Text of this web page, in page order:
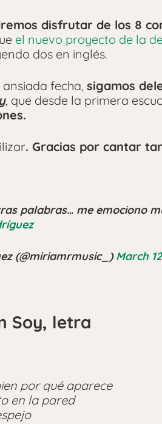
disfrutar de los 8
el nuevo proyecto de la
dos en inglés.
fecha, sigamos
, que desde la primera
. Gracias por cantar
palabras… me emociono
(@miriamrmusic_)March
Soy, letra
por qué aparece
en la pared